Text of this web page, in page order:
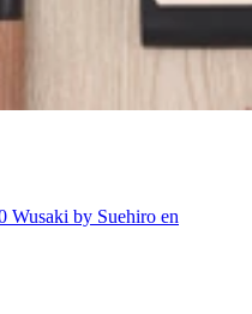
Wusaki by Suehiro en